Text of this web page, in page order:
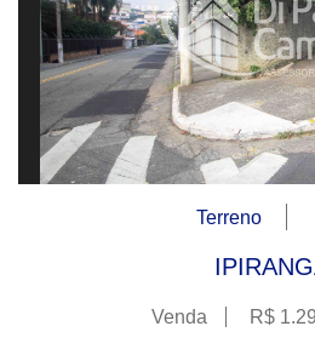
Terreno
Venda R$